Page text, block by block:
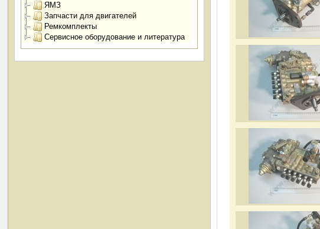
ЯМЗ
Запчасти для двигателей
Ремкомплекты
Сервисное оборудование и литература